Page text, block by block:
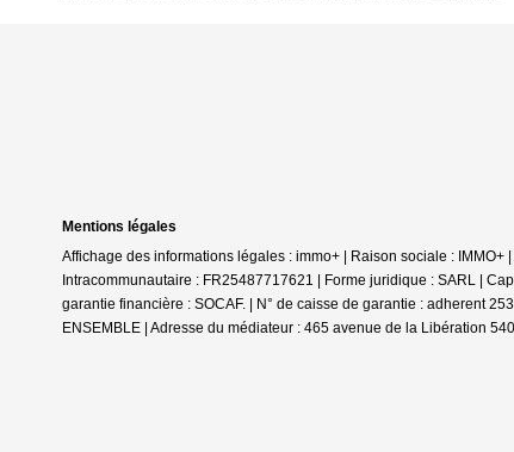
Mentions légales
Affichage des informations légales : immo+ | Raison sociale :
Intracommunautaire : FR25487717621 | Forme juridique : SARL |
garantie financière : SOCAF. | N° de caisse de garantie : adherent
ENSEMBLE | Adresse du médiateur : 465 avenue de la Libération